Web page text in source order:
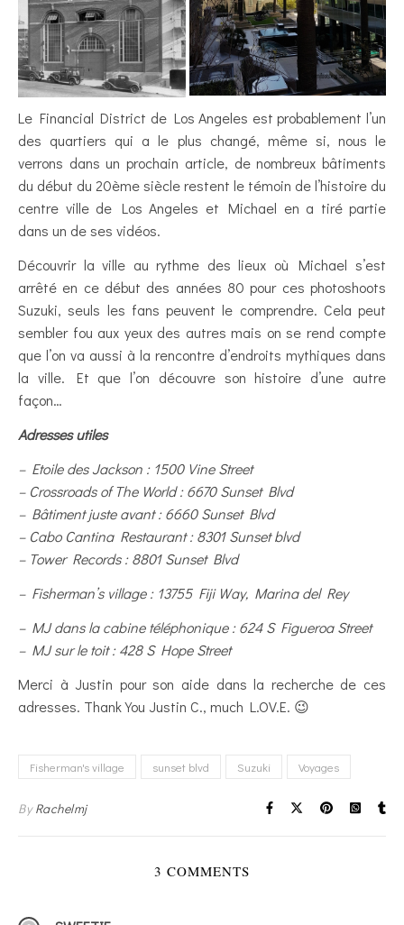
Le Financial District de Los Angeles est probablement l’un
des quartiers qui a le plus changé, même si, nous le
verrons dans un prochain article, de nombreux bâtiments
du début du 20ème siècle restent le témoin de l’histoire du
centre ville de Los Angeles et Michael en a tiré partie
dans un de ses vidéos.
Découvrir la ville au rythme des lieux où Michael s’est
arrêté en ce début des années 80 pour ces photoshoots
Suzuki, seuls les fans peuvent le comprendre. Cela peut
sembler fou aux yeux des autres mais on se rend compte
que l’on va aussi à la rencontre d’endroits mythiques dans
la ville. Et que l’on découvre son histoire d’une autre
façon…
Adresses utiles
– Etoile des Jackson : 1500 Vine Street
– Crossroads of The World : 6670 Sunset Blvd
– Bâtiment juste avant : 6660 Sunset Blvd
– Cabo Cantina Restaurant : 8301 Sunset blvd
– Tower Records : 8801 Sunset Blvd
– Fisherman’s village : 13755 Fiji Way, Marina del Rey
– MJ dans la cabine téléphonique : 624 S Figueroa Street
– MJ sur le toit : 428 S Hope Street
Merci à Justin pour son aide dans la recherche de ces
adresses. Thank You Justin C., much L.OV.E. 😉
Fisherman's village sunset blvd Suzuki Voyages
ByRachelmj
3 COMMENTS